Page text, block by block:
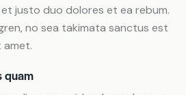
justo duo dolores et ea rebum.
no sea takimata sanctus est
amet.
quam